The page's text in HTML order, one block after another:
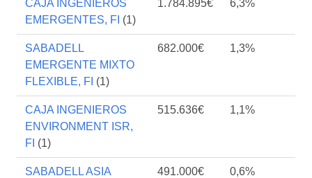
CAJA INGENIEROS
EMERGENTES, FI (1)
1.784.895€ 6,3%
SABADELL
EMERGENTE MIXTO
FLEXIBLE, FI (1)
682.000€ 1,3%
CAJA INGENIEROS
ENVIRONMENT ISR,
FI (1)
515.636€ 1,1%
SABADELL ASIA
491.000€ 0,6%